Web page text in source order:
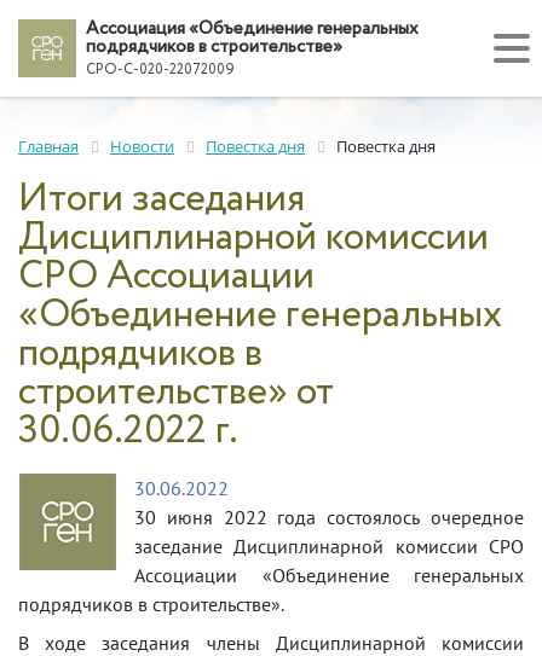
Ассоциация «Объединение генеральных
подрядчиков в строительстве»
СРО-С-020-22072009
Главная Новости Повестка дня Повестка дня
Итоги заседания
Дисциплинарной комиссии
СРО Ассоциации
«Объединение генеральных
подрядчиков в
строительстве» от
30.06.2022 г.
30.06.2022
30 июня 2022 года состоялось очередное
заседание Дисциплинарной комиссии СРО
Ассоциации «Объединение генеральных
подрядчиков в строительстве».
В ходе заседания члены Дисциплинарной комиссии